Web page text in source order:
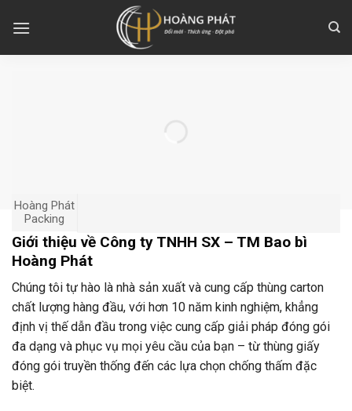
Hoàng Phát
Packing
Giới thiệu về Công ty TNHH SX – TM Bao bì
Hoàng Phát
Chúng tôi tự hào là nhà sản xuất và cung cấp thùng carton
chất lượng hàng đầu, với hơn 10 năm kinh nghiệm, khẳng
định vị thế dẫn đầu trong việc cung cấp giải pháp đóng gói
đa dạng và phục vụ mọi yêu cầu của bạn – từ thùng giấy
đóng gói truyền thống đến các lựa chọn chống thấm đặc
biệt.